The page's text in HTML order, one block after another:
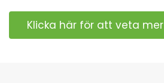
Klicka här för att veta mer